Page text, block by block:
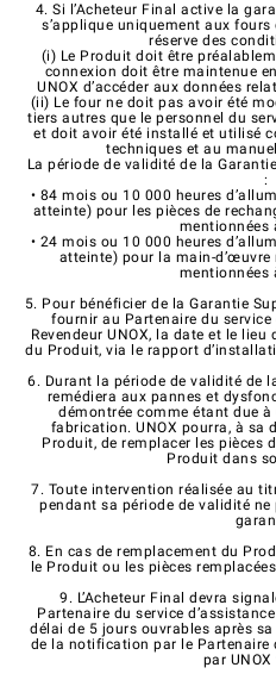
4. Si l’Acheteur Final active la
s’applique uniquement aux fours
réserve des
(i) Le Produit doit être
connexion doit être maintenue
UNOX d’accéder aux données
(ii) Le four ne doit pas avoir été
tiers autres que le personnel du
et doit avoir été installé et utilisé
techniques et au
La période de validité de la
:
• 84 mois ou 10 000 heures
atteinte) pour les pièces de
mentionnées
• 24 mois ou 10 000 heures
atteinte) pour la main-
mentionnées
5. Pour bénéficier de la Garantie
fournir au Partenaire du service
Revendeur UNOX, la date et le
du Produit, via le rapport
6. Durant la période de validité de
remédiera aux pannes et
démontrée comme étant due
fabrication. UNOX pourra, à sa
Produit, de remplacer les pièces
Produit dans
7. Toute intervention réalisée au
pendant sa période de validité
8. En cas de remplacement du
le Produit ou les pièces
9. L’Acheteur Final devra
Partenaire du service
délai de 5 jours ouvrables après
de la notification par le Partenaire
par